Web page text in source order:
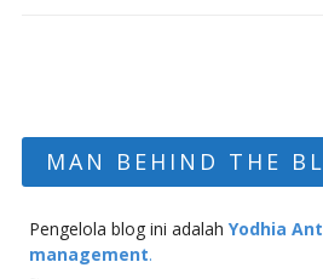
MAN BEHIND THE
Pengelola blog ini adalah Yodhia
management.